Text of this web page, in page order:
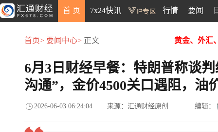
首 页 7x24快讯 行情 要闻
首页> 要闻中心> 正文 黄金、外汇
6月3日财经早餐：特朗普称谈
沟通”，金价4500关口遇阻，油
2026-06-03 06:24:04 来源：汇通财经原创 编辑：